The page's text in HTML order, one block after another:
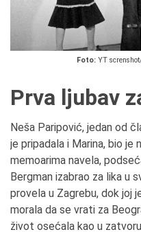
Foto: YT
Prva ljubav
Neša Paripović, jedan od
je pripadala i Marina, bio je
memoarima navela,
Bergman izabrao za lika u
provela u Zagrebu, dok joj
morala da se vrati za
život osećala kao u